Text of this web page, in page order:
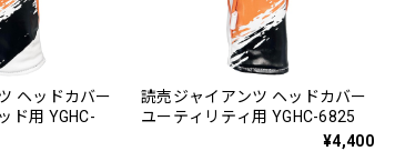
ヘッドカバー
ド用 YGHC-
読売ジャイアンツ ヘッドカバー
ユーティリティ用 YGHC-6825
¥4,400